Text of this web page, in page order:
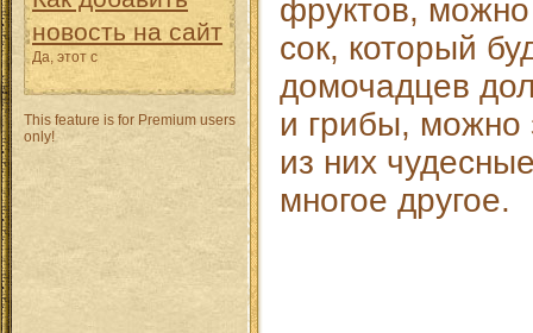
новость на сайт
Да, этот с
This feature is for Premium users
only!
фруктов,
сок, который
домочадцев
и грибы, можно
из них
многое другое.